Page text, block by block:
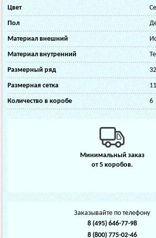
Цвет
Пол
Материал внешний
Материал внутренний
Размерный ряд
Размерная сетка
Количество в коробе 6
Минимальный заказ
от 5 коробов.
Заказывайте по телефону
8 (495) 646-77-98
8 (800) 775-02-46